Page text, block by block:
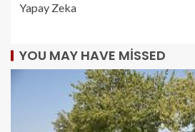
Yapay Zeka
YOU MAY HAVE MISSED